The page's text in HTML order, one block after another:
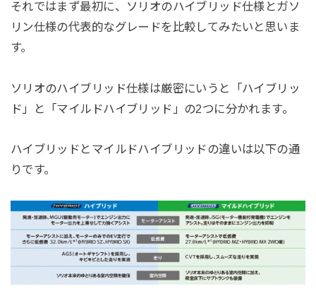
それではまず最初に、ソリオのハイブリッド仕様とガソ
リン仕様の代表的なグレードを比較してみたいと思いま
す。
ソリオのハイブリッド仕様は厳密にいうと「ハイブリッ
ド」と「マイルドハイブリッド」の2つに分かれます。
ハイブリッドとマイルドハイブリッドの違いは以下の通
りです。